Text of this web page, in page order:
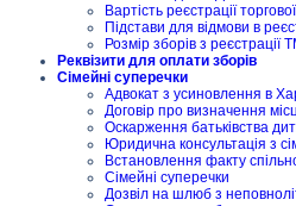
Вартість реєстрації
Підстави для відмови в
Розмір зборів з реєстрації
Реквізити для оплати зборів
Сімейні суперечки
Адвокат з усиновлення в
Договір про визначення
Оскарження батьківства
Юридична консультація з
Встановлення факту
Сімейні суперечки
Дозвіл на шлюб з